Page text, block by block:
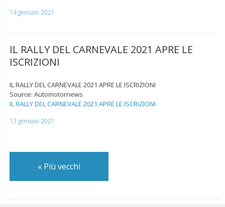
14 gennaio 2021
IL RALLY DEL CARNEVALE 2021 APRE LE
ISCRIZIONI
IL RALLY DEL CARNEVALE 2021 APRE LE ISCRIZIONI
Source: Automotornews
IL RALLY DEL CARNEVALE 2021 APRE LE ISCRIZIONI
13 gennaio 2021
«Più vecchi